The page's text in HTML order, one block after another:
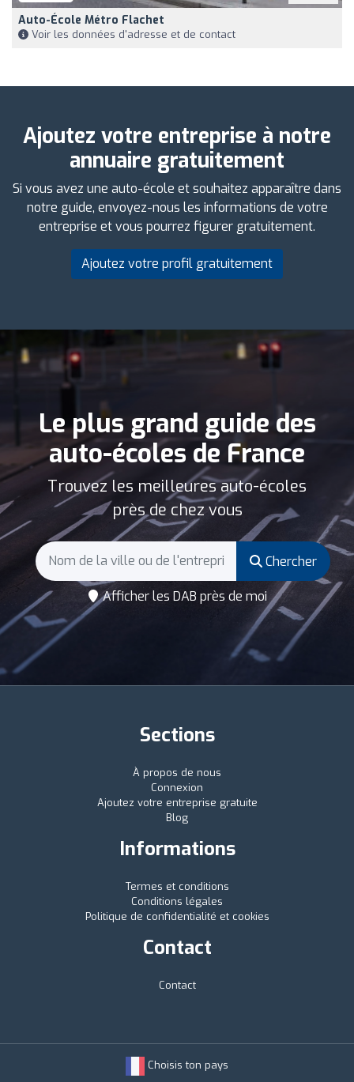
Auto-École Métro Flachet
Voir les données d'adresse et de contact
Ajoutez votre entreprise à notre
annuaire gratuitement
Si vous avez une auto-école et souhaitez apparaître dans
notre guide, envoyez-nous les informations de votre
entreprise et vous pourrez figurer gratuitement.
Ajoutez votre profil gratuitement
Le plus grand guide des
auto-écoles de France
Trouvez les meilleures auto-écoles
près de chez vous
Chercher
Afficher les DAB près de moi
Sections
À propos de nous
Connexion
Ajoutez votre entreprise gratuite
Blog
Informations
Termes et conditions
Conditions légales
Politique de confidentialité et cookies
Contact
Contact
Choisis ton pays